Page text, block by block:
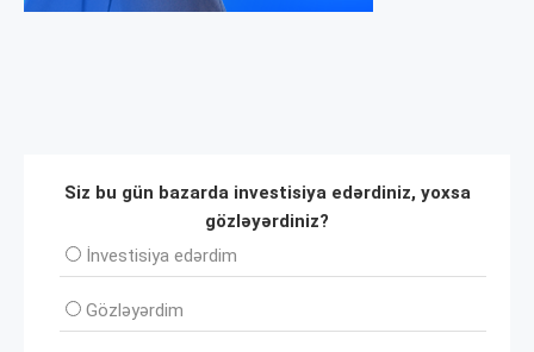
Siz bu gün bazarda investisiya edərdiniz, yoxsa
gözləyərdiniz?
İnvеstisiya edərdim
Gözləyərdim